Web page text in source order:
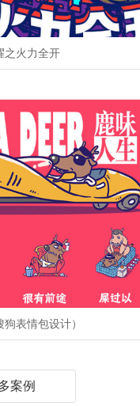
之火力全开
表情包设计）
案例